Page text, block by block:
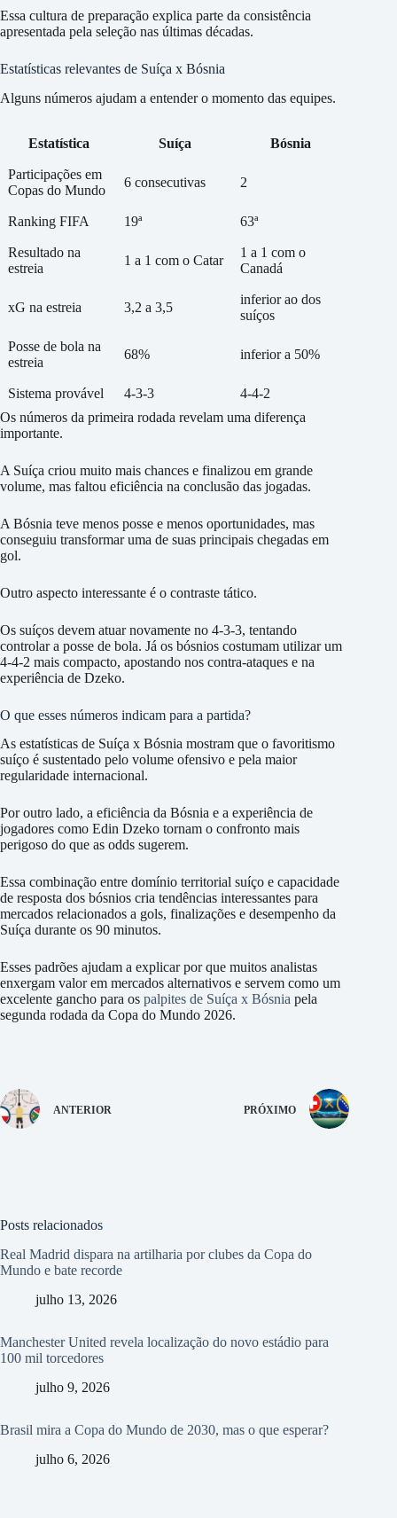
Essa cultura de preparação explica parte da consistência
apresentada pela seleção nas últimas décadas.
Estatísticas relevantes de Suíça x Bósnia
Alguns números ajudam a entender o momento das equipes.
Estatística Suíça Bósnia
Participações em
Copas do Mundo
6 consecutivas 2
Ranking FIFA 19ª 63ª
Resultado na
estreia
1 a 1 com o Catar
1 a 1 com o
Canadá
xG na estreia 3,2 a 3,5
inferior ao dos
suíços
Posse de bola na
estreia
68% inferior a 50%
Sistema provável 4-3-3
4-4-2
Os números da primeira rodada revelam uma diferença
importante.
A Suíça criou muito mais chances e finalizou em grande
volume, mas faltou eficiência na conclusão das jogadas.
A Bósnia teve menos posse e menos oportunidades, mas
conseguiu transformar uma de suas principais chegadas em
gol.
Outro aspecto interessante é o contraste tático.
Os suíços devem atuar novamente no 4-3-3, tentando
controlar a posse de bola. Já os bósnios costumam utilizar um
4-4-2 mais compacto, apostando nos contra-ataques e na
experiência de Dzeko.
O que esses números indicam para a partida?
As estatísticas de Suíça x Bósnia mostram que o favoritismo
suíço é sustentado pelo volume ofensivo e pela maior
regularidade internacional.
Por outro lado, a eficiência da Bósnia e a experiência de
jogadores como Edin Dzeko tornam o confronto mais
perigoso do que as odds sugerem.
Essa combinação entre domínio territorial suíço e capacidade
de resposta dos bósnios cria tendências interessantes para
mercados relacionados a gols, finalizações e desempenho da
Suíça durante os 90 minutos.
Esses padrões ajudam a explicar por que muitos analistas
enxergam valor em mercados alternativos e servem como um
excelente gancho para os palpites de Suíça x Bósnia pela
segunda rodada da Copa do Mundo 2026.
ANTERIOR PRÓXIMO
Posts relacionados
Real Madrid dispara na artilharia por clubes da Copa do
Mundo e bate recorde
julho 13, 2026
Manchester United revela localização do novo estádio para
100 mil torcedores
julho 9, 2026
Brasil mira a Copa do Mundo de 2030, mas o que esperar?
julho 6, 2026